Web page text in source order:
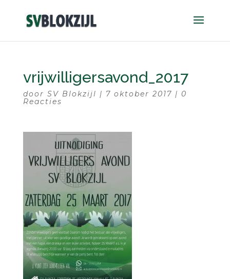
vrijwilligersavond_2017
door SV Blokzijl | 7 oktober 2017 | 0
Reacties